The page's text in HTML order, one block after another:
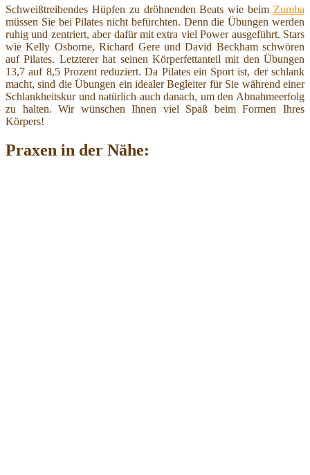
Schweißtreibendes Hüpfen zu dröhnenden Beats wie beim Zumba
müssen Sie bei Pilates nicht befürchten. Denn die Übungen werden
ruhig und zentriert, aber dafür mit extra viel Power ausgeführt. Stars
wie Kelly Osborne, Richard Gere und David Beckham schwören
auf Pilates. Letzterer hat seinen Körperfettanteil mit den Übungen
13,7 auf 8,5 Prozent reduziert. Da Pilates ein Sport ist, der schlank
macht, sind die Übungen ein idealer Begleiter für Sie während einer
Schlankheitskur und natürlich auch danach, um den Abnahmeerfolg
zu halten. Wir wünschen Ihnen viel Spaß beim Formen Ihres
Körpers!
Praxen in der Nähe: